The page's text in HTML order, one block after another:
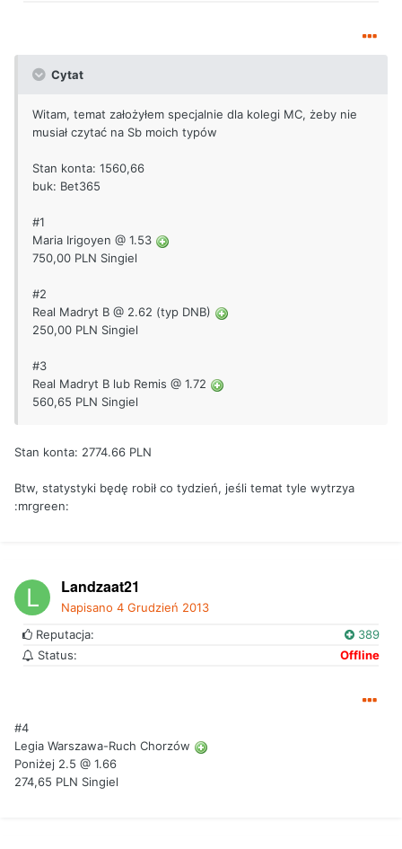
Cytat
Witam, temat założyłem specjalnie dla kolegi MC, żeby nie
musiał czytać na Sb moich typów
Stan konta: 1560,66
buk: Bet365
#1
Maria Irigoyen @ 1.53
750,00 PLN Singiel
#2
Real Madryt B @ 2.62 (typ DNB)
250,00 PLN Singiel
#3
Real Madryt B lub Remis @ 1.72
560,65 PLN Singiel
Stan konta: 2774.66 PLN
Btw, statystyki będę robił co tydzień, jeśli temat tyle wytrzya
:mrgreen:
Landzaat21
Napisano 4 Grudzień 2013
Reputacja:
389
Status:
Offline
#4
Legia Warszawa-Ruch Chorzów
Poniżej 2.5 @ 1.66
274,65 PLN Singiel